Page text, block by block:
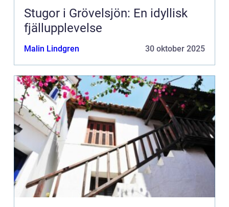
Stugor i Grövelsjön: En idyllisk
fjällupplevelse
Malin Lindgren 30 oktober 2025